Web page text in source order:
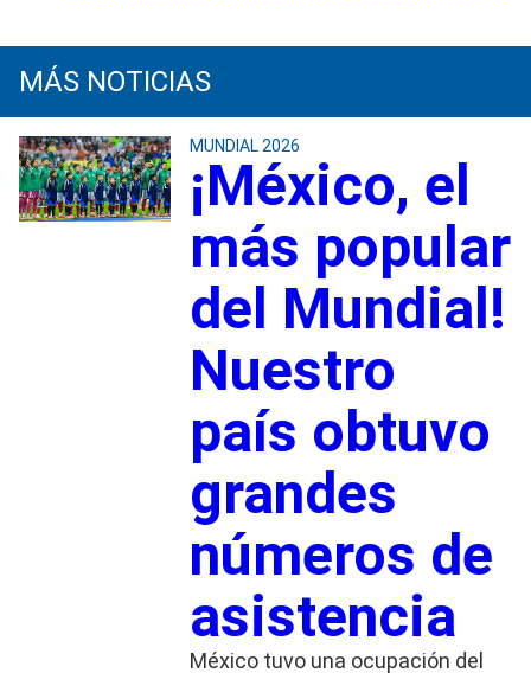
MÁS NOTICIAS
MUNDIAL 2026
¡México, el
más popular
del Mundial!
Nuestro
país obtuvo
grandes
números de
asistencia
México tuvo una ocupación del